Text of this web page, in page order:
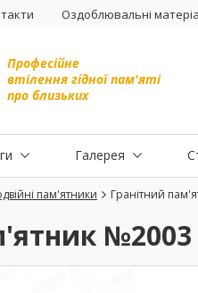
Оздоблювальні
Професійне
втілення гідної пам'яті
про близьких
Галерея
пам'ятники Гранітний
№2003